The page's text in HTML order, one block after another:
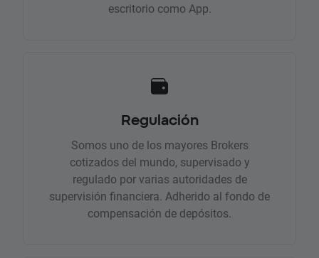
escritorio como App.
Regulación
Somos uno de los mayores Brokers
cotizados del mundo, supervisado y
regulado por varias autoridades de
supervisión financiera. Adherido al fondo de
compensación de depósitos.